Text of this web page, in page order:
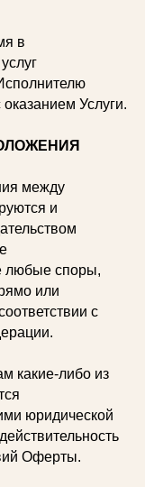
в
Услуги.
между
и
любые споры,
или
с
какие-либо из
юридической
Оферты.